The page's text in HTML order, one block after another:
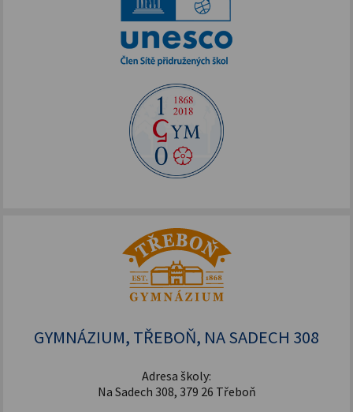
GYMNÁZIUM, TŘEBOŇ, NA SADECH 308
Adresa školy:
Na Sadech 308, 379 26 Třeboň